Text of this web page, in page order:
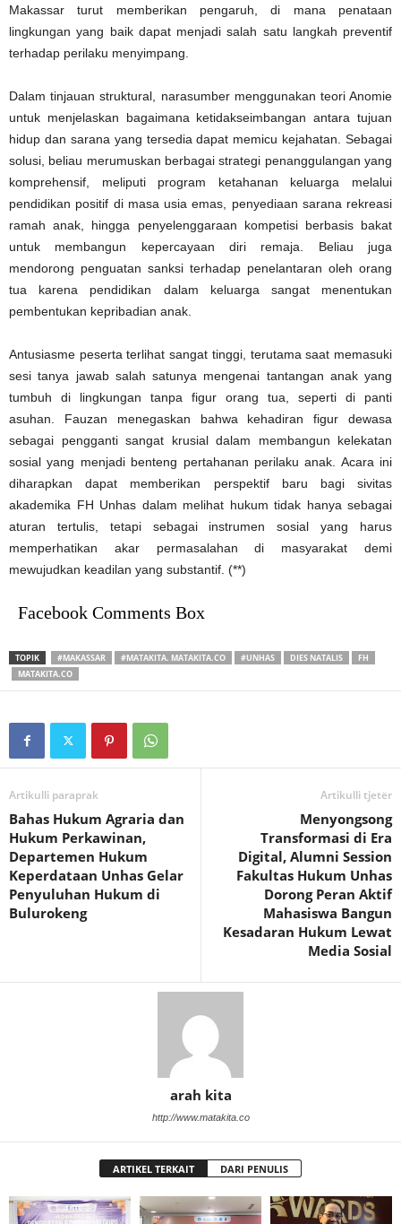
Makassar turut memberikan pengaruh, di mana penataan
lingkungan yang baik dapat menjadi salah satu langkah preventif
terhadap perilaku menyimpang.
Dalam tinjauan struktural, narasumber menggunakan teori Anomie
untuk menjelaskan bagaimana ketidakseimbangan antara tujuan
hidup dan sarana yang tersedia dapat memicu kejahatan. Sebagai
solusi, beliau merumuskan berbagai strategi penanggulangan yang
komprehensif, meliputi program ketahanan keluarga melalui
pendidikan positif di masa usia emas, penyediaan sarana rekreasi
ramah anak, hingga penyelenggaraan kompetisi berbasis bakat
untuk membangun kepercayaan diri remaja. Beliau juga
mendorong penguatan sanksi terhadap penelantaran oleh orang
tua karena pendidikan dalam keluarga sangat menentukan
pembentukan kepribadian anak.
Antusiasme peserta terlihat sangat tinggi, terutama saat memasuki
sesi tanya jawab salah satunya mengenai tantangan anak yang
tumbuh di lingkungan tanpa figur orang tua, seperti di panti
asuhan. Fauzan menegaskan bahwa kehadiran figur dewasa
sebagai pengganti sangat krusial dalam membangun kelekatan
sosial yang menjadi benteng pertahanan perilaku anak. Acara ini
diharapkan dapat memberikan perspektif baru bagi sivitas
akademika FH Unhas dalam melihat hukum tidak hanya sebagai
aturan tertulis, tetapi sebagai instrumen sosial yang harus
memperhatikan akar permasalahan di masyarakat demi
mewujudkan keadilan yang substantif. (**)
Facebook Comments Box
TOPIK #MAKASSAR #MATAKITA. MATAKITA.CO #UNHAS DIES NATALIS
FH
MATAKITA.CO
Artikulli paraprak
Bahas Hukum Agraria dan
Hukum Perkawinan,
Departemen Hukum
Keperdataan Unhas Gelar
Penyuluhan Hukum di
Bulurokeng
Artikulli tjetër
Menyongsong
Transformasi di Era
Digital, Alumni Session
Fakultas Hukum Unhas
Dorong Peran Aktif
Mahasiswa Bangun
Kesadaran Hukum Lewat
Media Sosial
arah kita
http://www.matakita.co
ARTIKEL TERKAIT DARI PENULIS